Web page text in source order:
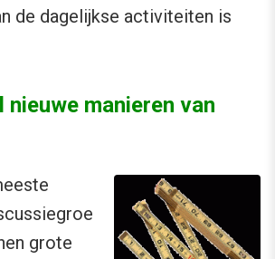
de dagelijkse activiteiten is
nieuwe manieren van
grote